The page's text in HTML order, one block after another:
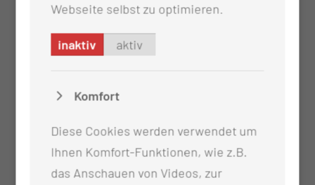
Webseite selbst zu optimieren.
inaktiv aktiv
Komfort
Diese Cookies werden verwendet um
Ihnen Komfort-Funktionen, wie z.B.
das Anschauen von Videos, zur